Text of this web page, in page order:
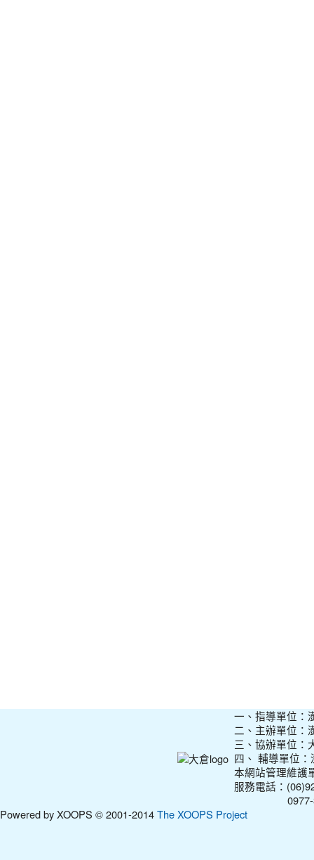
一、指導單位：
二、主辦單位：
三、協辦單位：
四、 輔導單位
本網站管理維護
服務電話：
0977-
Powered by XOOPS © 2001-2014The XOOPS Project